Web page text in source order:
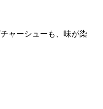
ャーシューも、味が染